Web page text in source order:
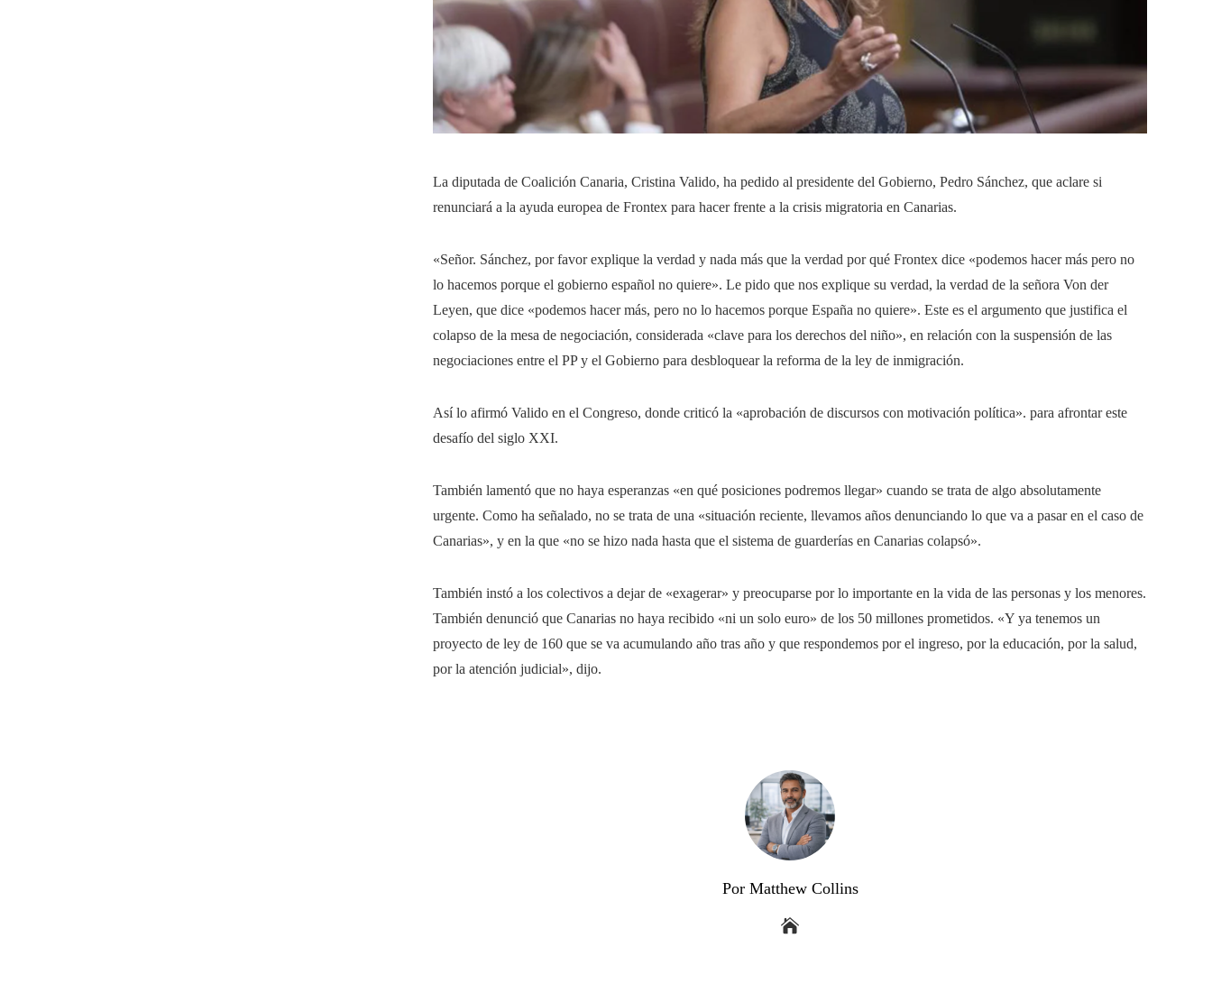
La diputada de Coalición Canaria, Cristina Valido, ha pedido al presidente del Gobierno, Pedro Sánchez, que aclare si
renunciará a la ayuda europea de Frontex para hacer frente a la crisis migratoria en Canarias.
«Señor. Sánchez, por favor explique la verdad y nada más que la verdad por qué Frontex dice «podemos hacer más pero no
lo hacemos porque el gobierno español no quiere». Le pido que nos explique su verdad, la verdad de la señora Von der
Leyen, que dice «podemos hacer más, pero no lo hacemos porque España no quiere». Este es el argumento que justifica el
colapso de la mesa de negociación, considerada «clave para los derechos del niño», en relación con la suspensión de las
negociaciones entre el PP y el Gobierno para desbloquear la reforma de la ley de inmigración.
Así lo afirmó Valido en el Congreso, donde criticó la «aprobación de discursos con motivación política». para afrontar este
desafío del siglo XXI.
También lamentó que no haya esperanzas «en qué posiciones podremos llegar» cuando se trata de algo absolutamente
urgente. Como ha señalado, no se trata de una «situación reciente, llevamos años denunciando lo que va a pasar en el caso de
Canarias», y en la que «no se hizo nada hasta que el sistema de guarderías en Canarias colapsó».
También instó a los colectivos a dejar de «exagerar» y preocuparse por lo importante en la vida de las personas y los menores.
También denunció que Canarias no haya recibido «ni un solo euro» de los 50 millones prometidos. «Y ya tenemos un
proyecto de ley de 160 que se va acumulando año tras año y que respondemos por el ingreso, por la educación, por la salud,
por la atención judicial», dijo.
Por Matthew Collins